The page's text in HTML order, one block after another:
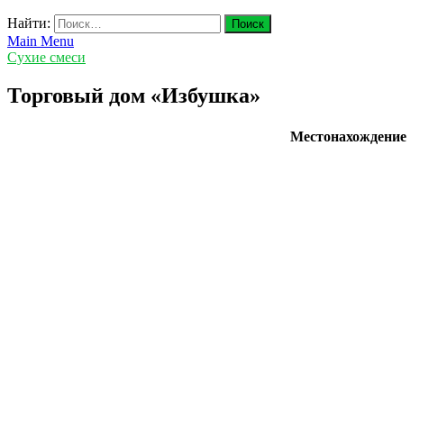
Найти:
Main Menu
Сухие смеси
Торговый дом «Избушка»
Местонахождение